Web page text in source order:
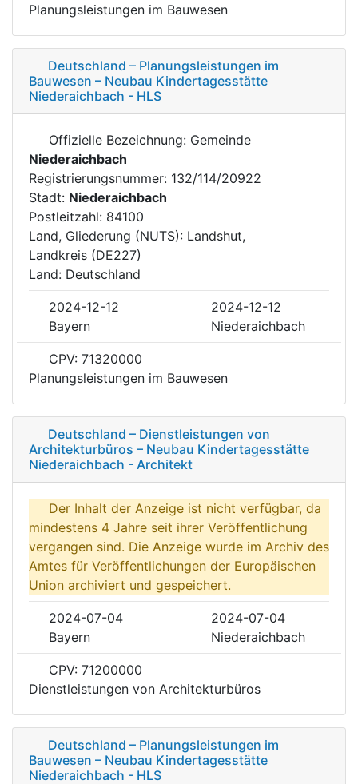
Planungsleistungen im Bauwesen
Deutschland – Planungsleistungen im
Bauwesen – Neubau Kindertagesstätte
Niederaichbach - HLS
Offizielle Bezeichnung: Gemeinde
Niederaichbach
Registrierungsnummer: 132/114/20922
Stadt: Niederaichbach
Postleitzahl: 84100
Land, Gliederung (NUTS): Landshut,
Landkreis (DE227)
Land: Deutschland
2024-12-12
2024-12-12
Bayern
Niederaichbach
CPV: 71320000
Planungsleistungen im Bauwesen
Deutschland – Dienstleistungen von
Architekturbüros – Neubau Kindertagesstätte
Niederaichbach - Architekt
Der Inhalt der Anzeige ist nicht verfügbar, da
mindestens 4 Jahre seit ihrer Veröffentlichung
vergangen sind. Die Anzeige wurde im Archiv des
Amtes für Veröffentlichungen der Europäischen
Union archiviert und gespeichert.
2024-07-04
2024-07-04
Bayern
Niederaichbach
CPV: 71200000
Dienstleistungen von Architekturbüros
Deutschland – Planungsleistungen im
Bauwesen – Neubau Kindertagesstätte
Niederaichbach - HLS